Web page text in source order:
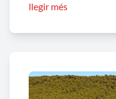
de la qual hi ha una
campanar. Vers 1925
llegir més